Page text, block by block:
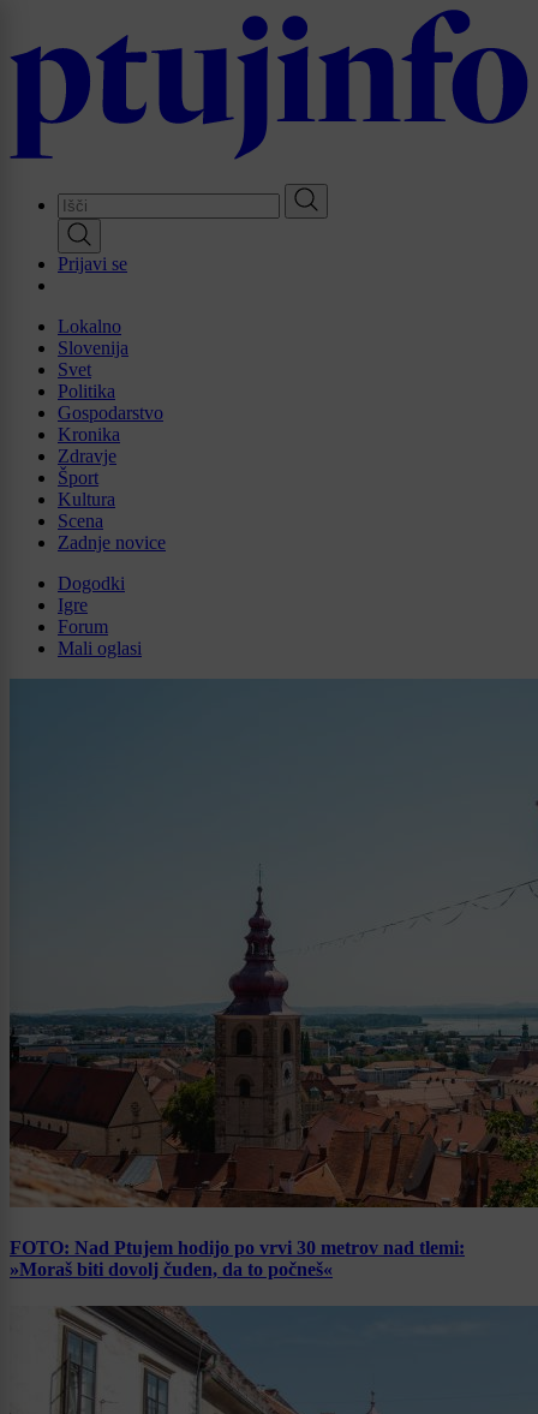
main
Prijavi se
Lokalno
Slovenija
Svet
Politika
Gospodarstvo
Kronika
Zdravje
Šport
Kultura
Scena
Zadnje novice
Dogodki
Igre
Forum
Mali oglasi
FOTO: Nad Ptujem hodijo po vrvi 30 metrov nad tlemi:
»Moraš biti dovolj čuden, da to počneš«